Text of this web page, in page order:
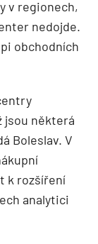
v regionech,
nedojde.
obchodních
jsou některá
Boleslav. V
k rozšíření
analytici